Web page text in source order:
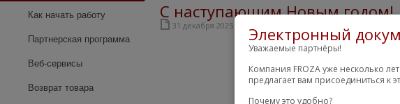
Как начать работу
Партнерская программа
Веб-сервисы
Возврат товара
С наступающим Новым годом!
31 декабря 2025 Электронный
Уважаемые партнёры!
Компания FROZA уже несколько
предлагает вам присоединиться
Почему это удобно?